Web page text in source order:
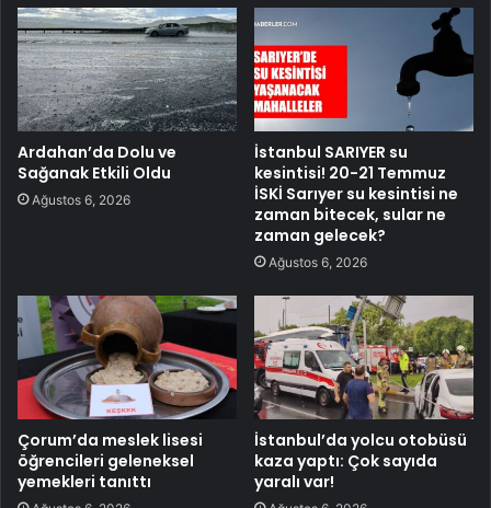
Ardahan’da Dolu ve
Sağanak Etkili Oldu
Ağustos 6, 2026
İstanbul SARIYER su
kesintisi! 20-21 Temmuz
İSKİ Sarıyer su kesintisi ne
zaman bitecek, sular ne
zaman gelecek?
Ağustos 6, 2026
Çorum’da meslek lisesi
öğrencileri geleneksel
yemekleri tanıttı
İstanbul’da yolcu otobüsü
kaza yaptı: Çok sayıda
yaralı var!